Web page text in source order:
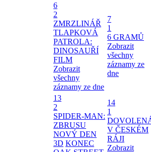
6
2
ZMRZLINÁŘ
TLAPKOVÁ
PATROLA:
DINOSAUŘÍ
FILM
Zobrazit
všechny
záznamy ze dne
7
1
6 GRAMŮ
Zobrazit
všechny
záznamy ze
dne
13
2
SPIDER-MAN:
ZBRUSU
NOVÝ DEN
3D KONEC
14
1
V ČESKÉM
RÁJI
Zobrazit